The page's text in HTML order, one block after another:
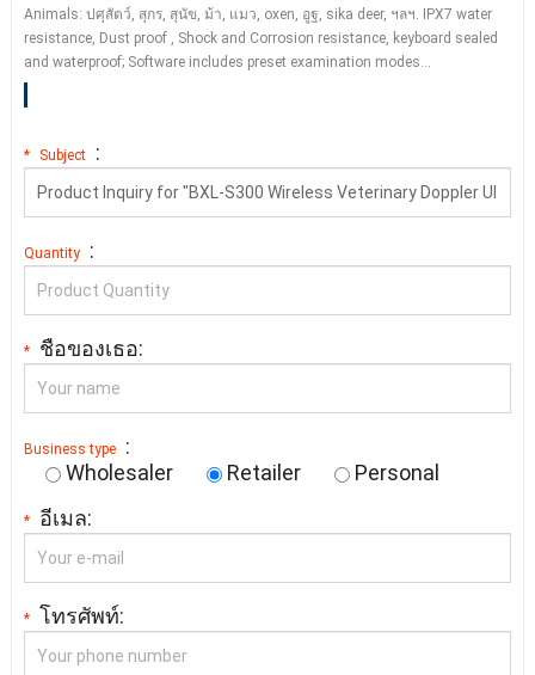
Animals: ปศุสัตว์, สุกร, สุนัข, ม้า, แมว, oxen, อูฐ, sika deer, ฯลฯ.
IPX7 water
resistance, Dust proof, Shock and Corrosion resistance, keyboard sealed
and waterproof; Software includes preset examination modes…
* Subject :
Quantity :
* ชื่อของเธอ:
Business type
:
Wholesaler
Retailer Personal
* อีเมล:
* โทรศัพท์: